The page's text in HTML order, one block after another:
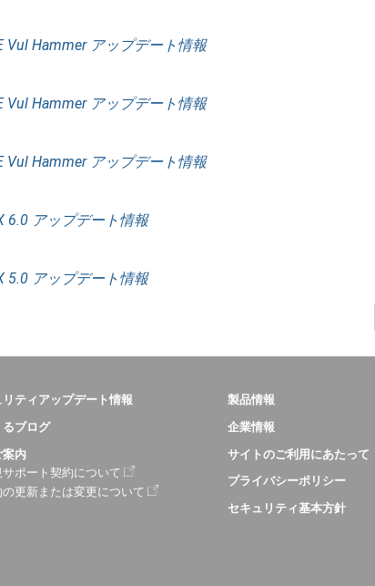
Vul Hammer アップデート情報
Vul Hammer アップデート情報
Vul Hammer アップデート情報
6.0 アップデート情報
5.0 アップデート情報
リティアップデート情報
るブログ
内
サポート契約について
の更新または変更について
製品情報
企業情報
サイトのご利用にあたって
プライバシーポリシー
セキュリティ基本方針